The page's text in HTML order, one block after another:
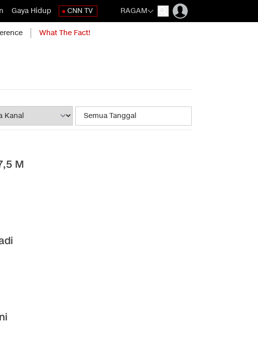
Gaya Hidup CNN TV RAGAM
What The Fact!
M